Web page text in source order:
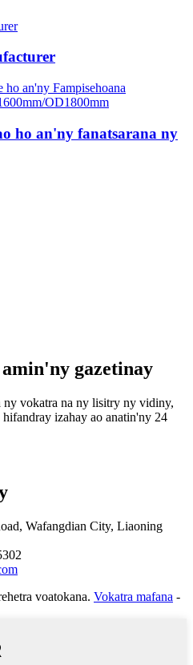
ho an'ny fanatsarana ny
gazetinay
ny vokatra na ny lisitry ny vidiny,
izahay ao anatin'ny 24
Wafangdian City, Liaoning
voatokana. Vokatra mafana -